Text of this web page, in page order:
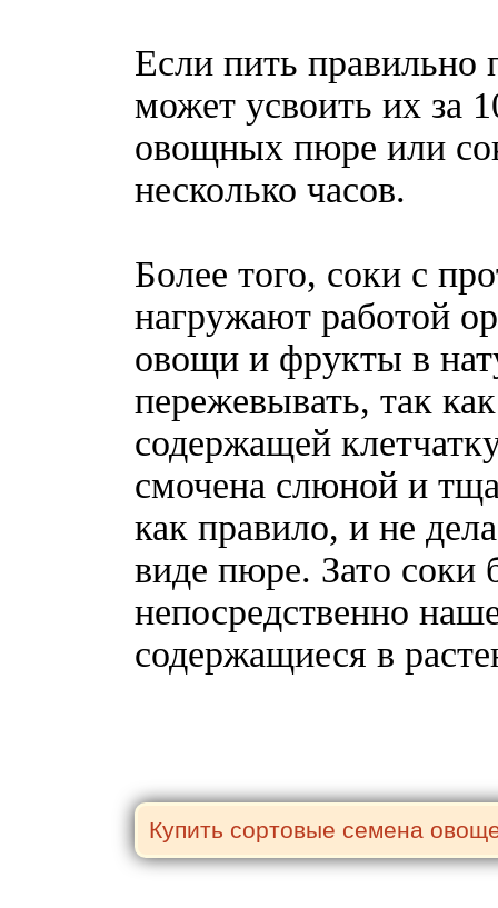
Если пить правильно
может усвоить их за
овощных пюре или
несколько часов.
Более того, соки с
нагружают работой
овощи и фрукты в
пережевывать, так
содержащей
смочена слюной и
как правило, и не
виде пюре. Зато соки
непосредственно
содержащиеся в